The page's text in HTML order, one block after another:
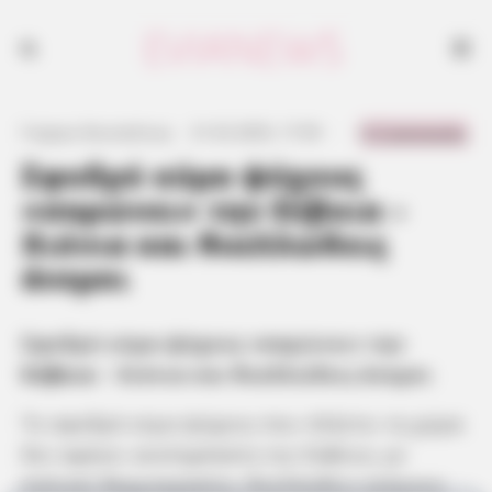
Σφοδρό κύμα ψύχους
«σαρώνει» την Εύβοια –
Χιόνια και θυελλώδεις
άνεμοι
Σφοδρό κύμα ψύχους «σαρώνει» την
Εύβοια
πολικές θερμοκρασίες, θυελλώδεις ανέμους